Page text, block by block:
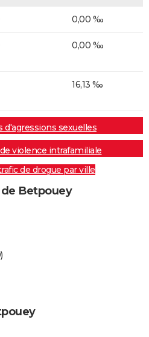
0,00 ‰
0,00 ‰
16,13 ‰
d'agressions sexuelles
violence intrafamiliale
de drogue par ville
Betpouey